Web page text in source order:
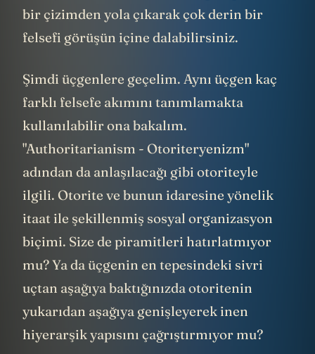
bir çizimden yola çıkarak çok derin bir
felsefi görüşün içine dalabilirsiniz.
Şimdi üçgenlere geçelim. Aynı üçgen kaç
farklı felsefe akımını tanımlamakta
kullanılabilir ona bakalım.
"Authoritarianism - Otoriteryenizm"
adından da anlaşılacağı gibi otoriteyle
ilgili. Otorite ve bunun idaresine yönelik
itaat ile şekillenmiş sosyal organizasyon
biçimi. Size de piramitleri hatırlatmıyor
mu? Ya da üçgenin en tepesindeki sivri
uçtan aşağıya baktığınızda otoritenin
yukarıdan aşağıya genişleyerek inen
hiyerarşik yapısını çağrıştırmıyor mu?